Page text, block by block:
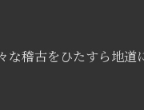
な稽古をひたすら地道